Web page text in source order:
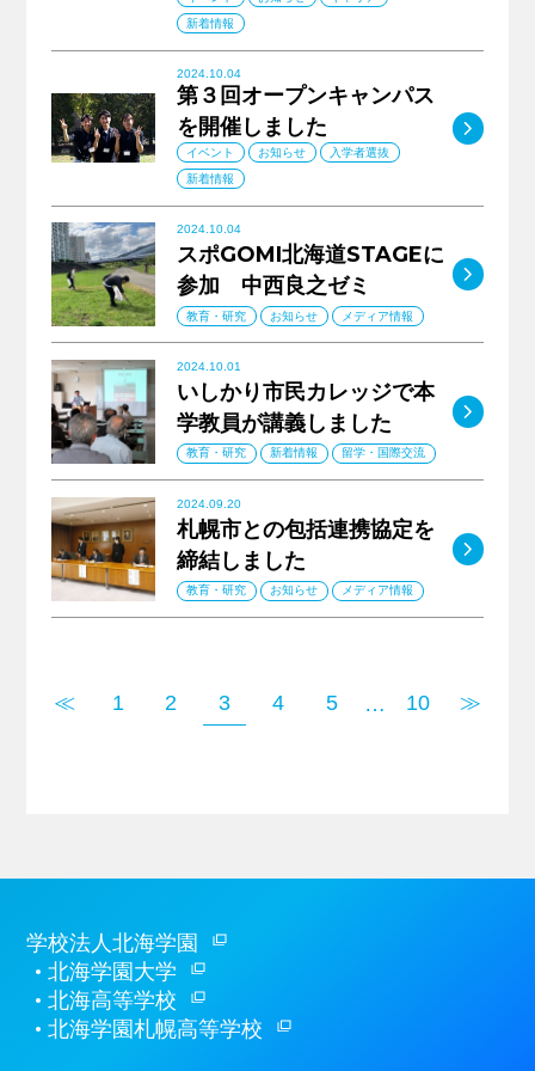
新着情報
2024.10.04
第３回オープンキャンパス
を開催しました
イベント お知らせ
入学者選抜
新着情報
2024.10.04
スポGOMI北海道STAGEに
参加 中西良之ゼミ
教育・研究 お知らせ メディア情報
2024.10.01
いしかり市民カレッジで本
学教員が講義しました
教育・研究 新着情報 留学・国際交流
2024.09.20
札幌市との包括連携協定を
締結しました
教育・研究 お知らせ メディア情報
≪ 1 2 3 4 5 … 10 ≫
学校法人北海学園
北海学園大学
北海高等学校
北海学園札幌高等学校